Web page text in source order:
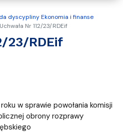
dyscypliny Ekonomia i finanse
Uchwała Nr 112/23/RDEif
23/RDEif
w sprawie powołania komisji
obrony rozprawy